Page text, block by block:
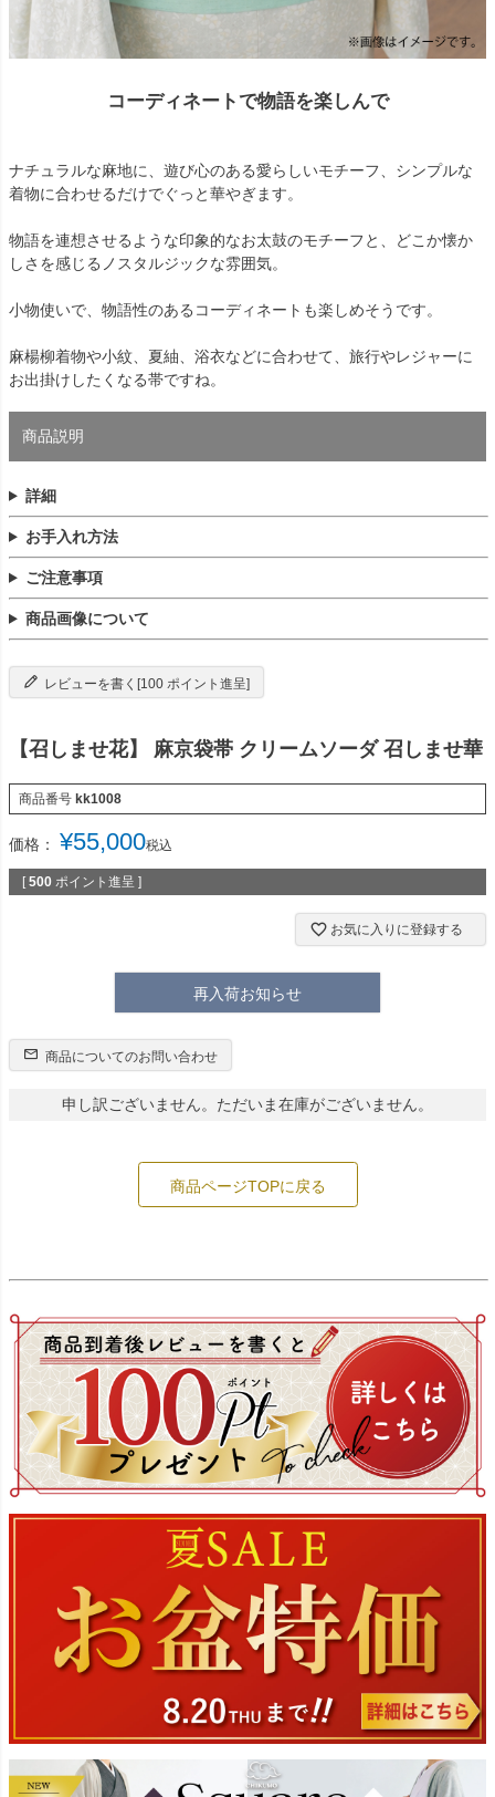
コーディネートで物語を楽しんで
ナチュラルな麻地に、遊び心のある愛らしいモチーフ、シンプルな
着物に合わせるだけでぐっと華やぎます。
物語を連想させるような印象的なお太鼓のモチーフと、どこか懐か
しさを感じるノスタルジックな雰囲気。
小物使いで、物語性のあるコーディネートも楽しめそうです。
麻楊柳着物や小紋、夏紬、浴衣などに合わせて、旅行やレジャーに
お出掛けしたくなる帯ですね。
商品説明
詳細
お手入れ方法
ご注意事項
商品画像について
レビューを書く[100 ポイント進呈]
【召しませ花】 麻京袋帯 クリームソーダ 召しませ華
商品番号 kk1008
価格： ¥55,000税込
[ 500 ポイント進呈 ]
お気に入りに登録する
再入荷お知らせ
商品についてのお問い合わせ
申し訳ございません。ただいま在庫がございません。
商品ページTOPに戻る